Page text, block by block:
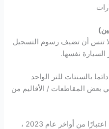
تنس أن تضيف رسوم التسجيل
السيارة نفسها.
بالسنتات للتر الواحد
بعض المقاطعات / الأقاليم من
إذا كنت تعيش بالقرب من الحدود! اعتبارًا من أواخر عام 2023 ،